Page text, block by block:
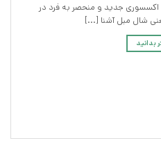
اکسسوری جدید و منحصر به فرد در
شال مبل آشنا [...]
بدانید